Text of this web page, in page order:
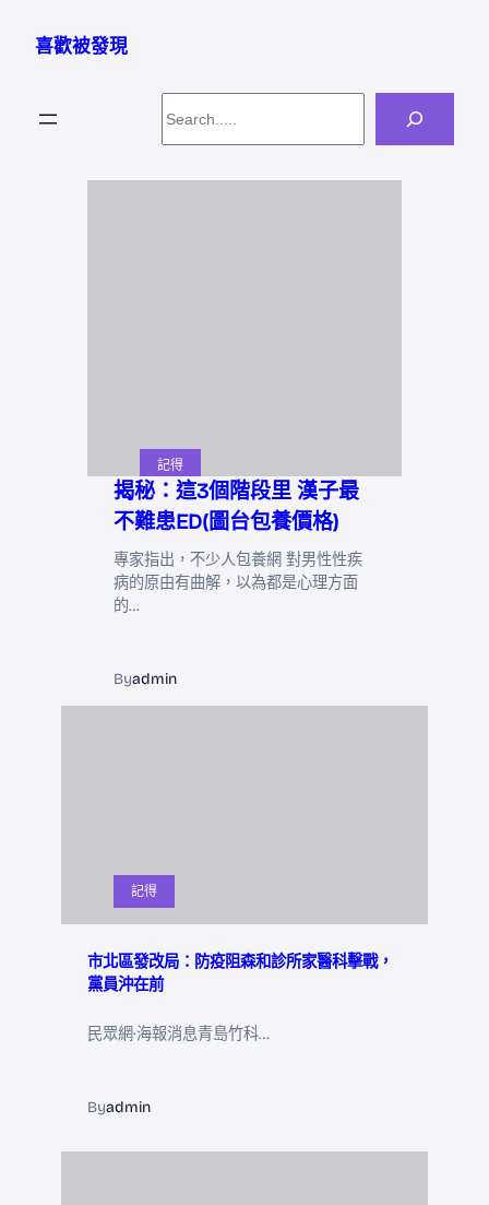
喜歡被發現
記得
揭秘：這3個階段里 漢子最
不難患ED(圖台包養價格)
專家指出，不少人包養網 對男性性疾
病的原由有曲解，以為都是心理方面
的…
Byadmin
記得
市北區發改局：防疫阻森和診所家醫科擊戰，
黨員沖在前
民眾網·海報消息青島竹科…
Byadmin